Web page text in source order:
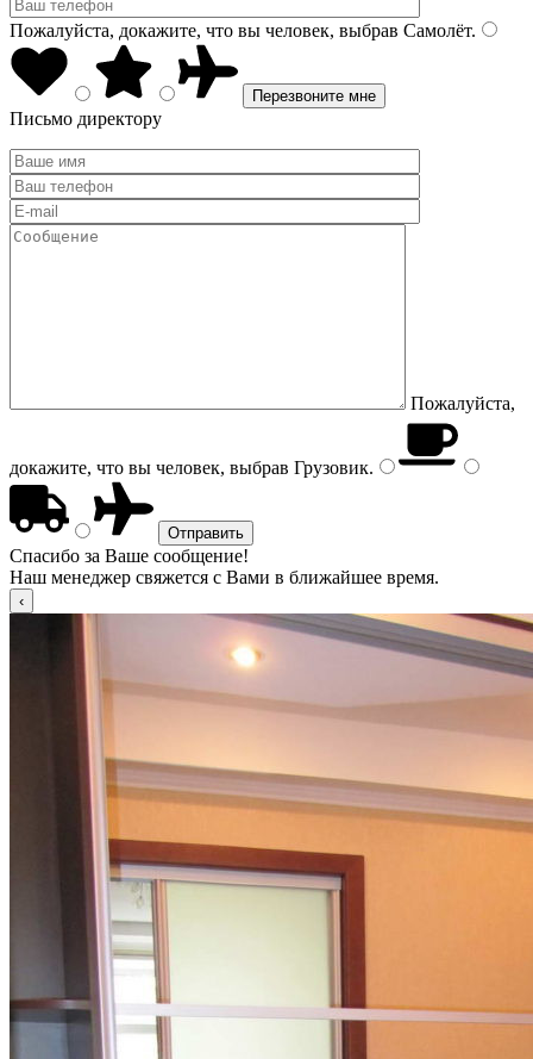
Пожалуйста, докажите, что вы человек, выбрав Самолёт.
Письмо директору
Пожалуйста,
докажите, что вы человек, выбрав Грузовик.
Спасибо за Ваше сообщение!
Наш менеджер свяжется с Вами в ближайшее время.